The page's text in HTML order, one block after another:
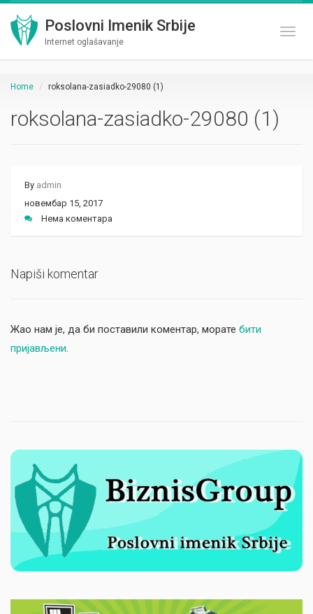
Poslovni Imenik Srbije
Internet oglašavanje
Home roksolana-zasiadko-29080 (1)
roksolana-zasiadko-29080 (1)
By admin
новембар 15, 2017
Нема коментара
Napiši komentar
Жао нам је, да би поставили коментар, морате бити
пријављени.